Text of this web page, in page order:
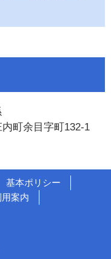
町余目字町132-1
基本ポリシー
案内